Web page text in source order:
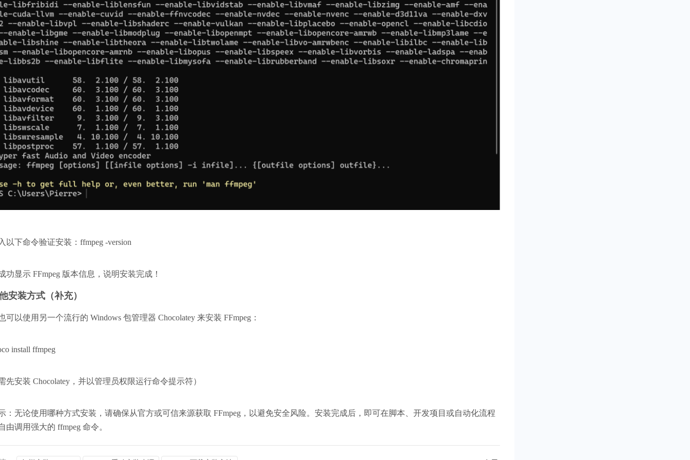
以下命令验证安装： ffmpeg -version
功显示 FFmpeg 版本信息，说明安装完成！
安装方式（补充）
可以使用另一个流行的 Windows 包管理器 Chocolatey 来安装 FFmpeg：
install ffmpeg
先安装 Chocolatey，并以管理员权限运行命令提示符）
：无论使用哪种方式安装，请确保从官方或可信来源获取 FFmpeg，以避免安全风险。安装完成后，即可在脚本、开发项目或自动化流程
由调用强大的 ffmpeg 命令。